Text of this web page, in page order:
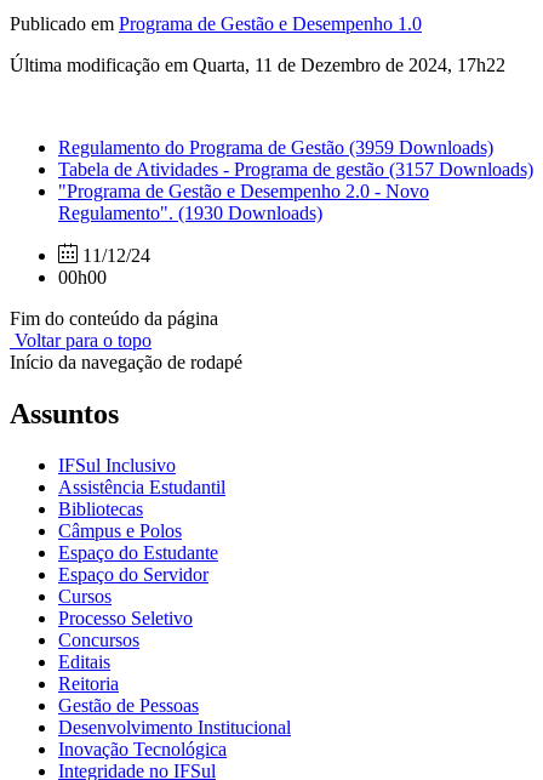
Publicado em Programa de Gestão e Desempenho 1.0
Última modificação em Quarta, 11 de Dezembro de 2024, 17h22
Regulamento do Programa de Gestão (3959 Downloads)
Tabela de Atividades - Programa de gestão (3157 Downloads)
"Programa de Gestão e Desempenho 2.0 - Novo
Regulamento". (1930 Downloads)
11/12/24
00h00
Fim do conteúdo da página
Voltar para o topo
Início da navegação de rodapé
Assuntos
IFSul Inclusivo
Assistência Estudantil
Bibliotecas
Câmpus e Polos
Espaço do Estudante
Espaço do Servidor
Cursos
Processo Seletivo
Concursos
Editais
Reitoria
Gestão de Pessoas
Desenvolvimento Institucional
Inovação Tecnológica
Integridade no IFSul